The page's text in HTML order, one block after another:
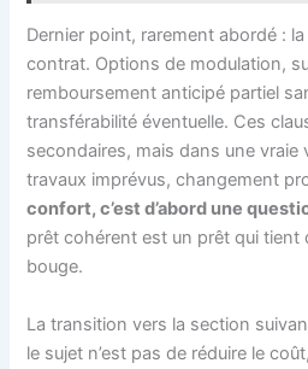
Dernier point, rarement abordé :
contrat. Options de modulation,
remboursement anticipé partiel
transférabilité éventuelle. Ces
secondaires, mais dans une vraie
travaux imprévus, changement
confort, c’est d’abord une
prêt cohérent est un prêt qui tient
bouge.
La transition vers la section
le sujet n’est pas de réduire le